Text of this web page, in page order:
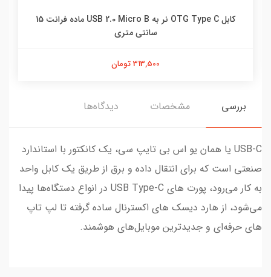
کابل OTG Type C نر به USB 2.0 Micro B ماده فرانت 15
سانتی متری
313,500 تومان
بررسی مشخصات دیدگاه‌ها
USB-C یا همان یو اس بی تایپ سی، یک کانکتور با استاندارد
صنعتی است که برای انتقال داده و برق از طریق یک کابل واحد
به کار می‌رود، پورت های USB Type-C در انواع دستگاه‌ها پیدا
می‌شود، از هارد دیسک‌ های اکسترنال ساده گرفته تا لپ تاپ
های حرفه‌ای و جدیدترین موبایل‌های هوشمند.